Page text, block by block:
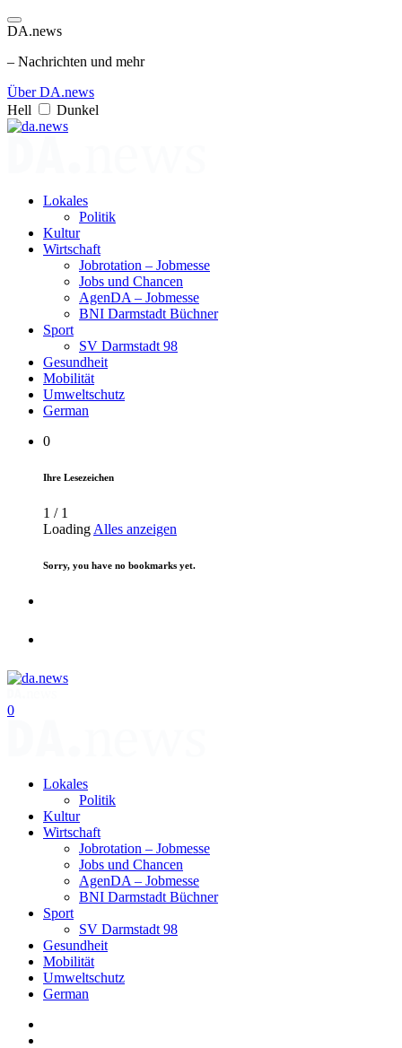
DA.news
– Nachrichten und mehr
Über DA.news
Hell
Dunkel
Lokales
Politik
Kultur
Wirtschaft
Jobrotation – Jobmesse
Jobs und Chancen
AgenDA – Jobmesse
BNI Darmstadt Büchner
Sport
SV Darmstadt 98
Gesundheit
Mobilität
Umweltschutz
German
0
Ihre Lesezeichen
1 / 1
Loading Alles anzeigen
Sorry, you have no bookmarks yet.
0
Lokales
Politik
Kultur
Wirtschaft
Jobrotation – Jobmesse
Jobs und Chancen
AgenDA – Jobmesse
BNI Darmstadt Büchner
Sport
SV Darmstadt 98
Gesundheit
Mobilität
Umweltschutz
German